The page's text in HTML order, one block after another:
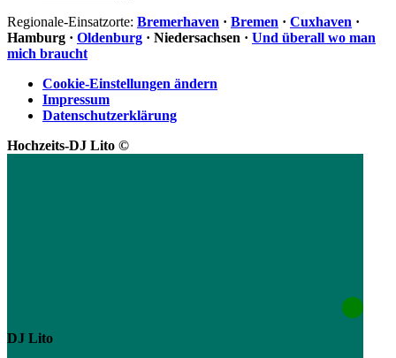
Regionale-Einsatzorte: Bremerhaven · Bremen · Cuxhaven ·
Hamburg · Oldenburg · Niedersachsen · Und überall wo man
mich braucht
Cookie-Einstellungen ändern
Impressum
Datenschutzerklärung
Hochzeits-DJ Lito ©
DJ Lito